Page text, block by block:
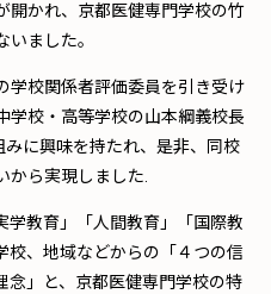
開かれ、京都医健専門学校の竹
ました。
校関係者評価委員を引き受け
学校・高等学校の山本綱義校長
みに興味を持たれ、是非、同校
から実現しました.
教育」「人間教育」「国際教
校、地域などからの「４つの信
念」と、京都医健専門学校の特